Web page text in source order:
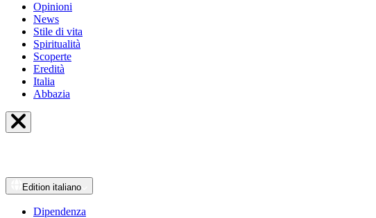
Opinioni
News
Stile di vita
Spiritualità
Scoperte
Eredità
Italia
Abbazia
Edition italiano
Dipendenza